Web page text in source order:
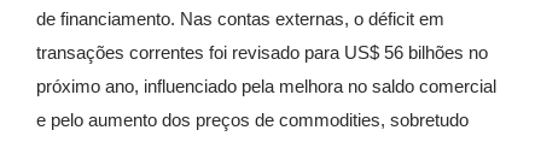
de financiamento. Nas contas externas, o déficit em
transações correntes foi revisado para US$ 56 bilhões no
próximo ano, influenciado pela melhora no saldo comercial
e pelo aumento dos preços de commodities, sobretudo